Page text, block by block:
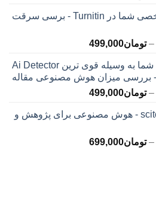
تومان145,000
تومان399,000
شارژ اکانت شخصی شما در Turnitin - برسی سرقت
– تومان499,000محدوده
تومان199,000
تا
تومان499,000
بررسی مقالات شما به وسیله قوی ترین Ai Detector
– تومان499,000محدوده
تومان299,000
تومان499,000
اکانت پرمیوم scite - هوش مصنوعی برای پژوهش و
– تومان699,000محدوده